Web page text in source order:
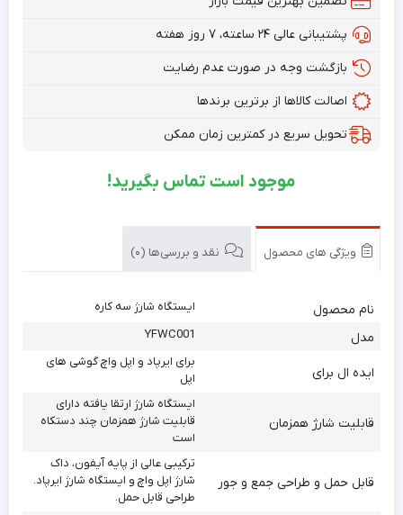
پشتیبانی عالی ۲۴ ساعته، ۷ روز هفته
بازگشت وجه در صورت عدم رضایت
اصالت کالاها از برترین برندها
تحویل سریع در کمترین زمان ممکن
موجود است تماس بگیرید!
ویژگی های محصول نقد و بررسی‌ها (0)
نام محصول ایستگاه شارژ سه کاره
مدل YFWC001
ایده ال برای
برای ایرپاد و اپل واچ گوشی های
اپل
قابلیت شارژ همزمان
ایستگاه شارژ ارتقا یافته دارای
قابلیت شارژ همزمان چند دستکاه
است
قابل حمل و طراحی جمع و جور
ترکیبی عالی از پایه آیفون، داک
شارژ اپل واچ و ایستگاه شارژ ایرپاد.
طراحی قابل حمل.